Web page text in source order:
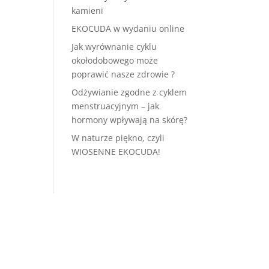
kamieni
EKOCUDA w wydaniu online
Jak wyrównanie cyklu
okołodobowego może
poprawić nasze zdrowie ?
Odżywianie zgodne z cyklem
menstruacyjnym – jak
hormony wpływają na skórę?
W naturze piękno, czyli
WIOSENNE EKOCUDA!